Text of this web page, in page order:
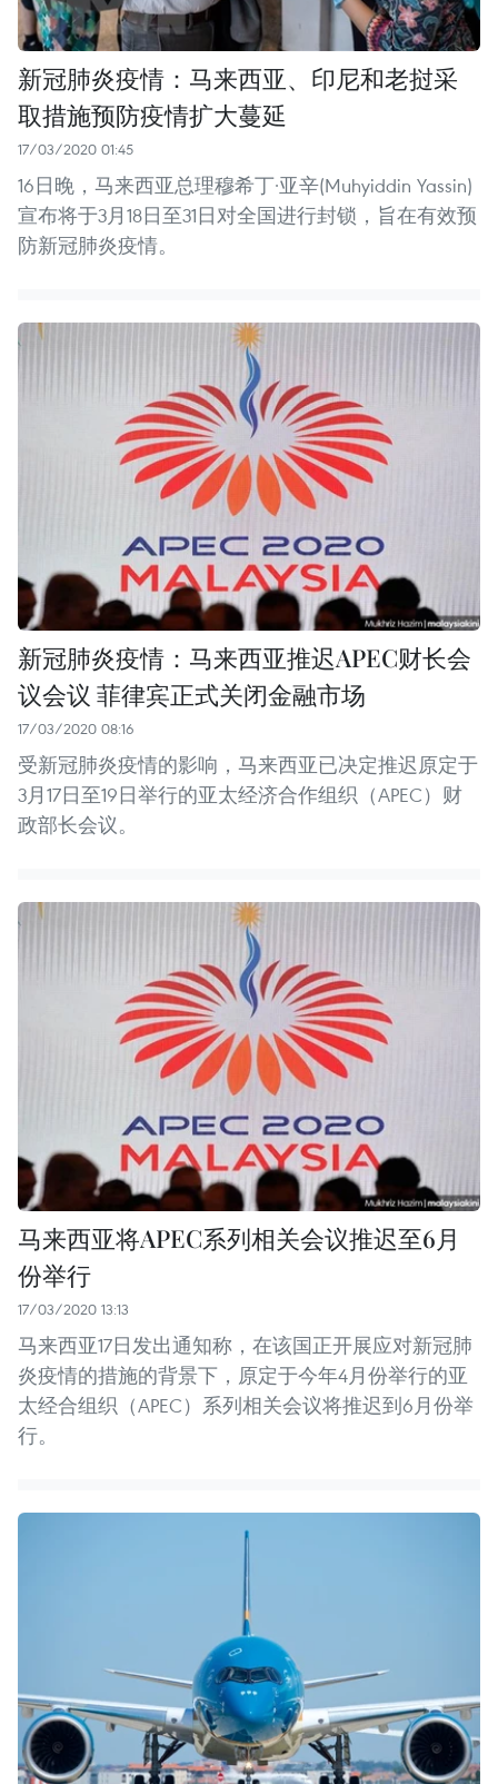
新冠肺炎疫情：马来西亚、印尼和老挝采
取措施预防疫情扩大蔓延
17/03/2020 01:45
16日晚，马来西亚总理穆希丁·亚辛(Muhyiddin Yassin)
宣布将于3月18日至31日对全国进行封锁，旨在有效预
防新冠肺炎疫情。
新冠肺炎疫情：马来西亚推迟APEC财长会
议会议 菲律宾正式关闭金融市场
17/03/2020 08:16
受新冠肺炎疫情的影响，马来西亚已决定推迟原定于
3月17日至19日举行的亚太经济合作组织（APEC）财
政部长会议。
马来西亚将APEC系列相关会议推迟至6月
份举行
17/03/2020 13:13
马来西亚17日发出通知称，在该国正开展应对新冠肺
炎疫情的措施的背景下，原定于今年4月份举行的亚
太经合组织（APEC）系列相关会议将推迟到6月份举
行。